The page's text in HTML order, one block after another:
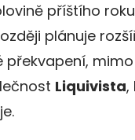
příštího
plánuje
překvapení,
Liquivista,